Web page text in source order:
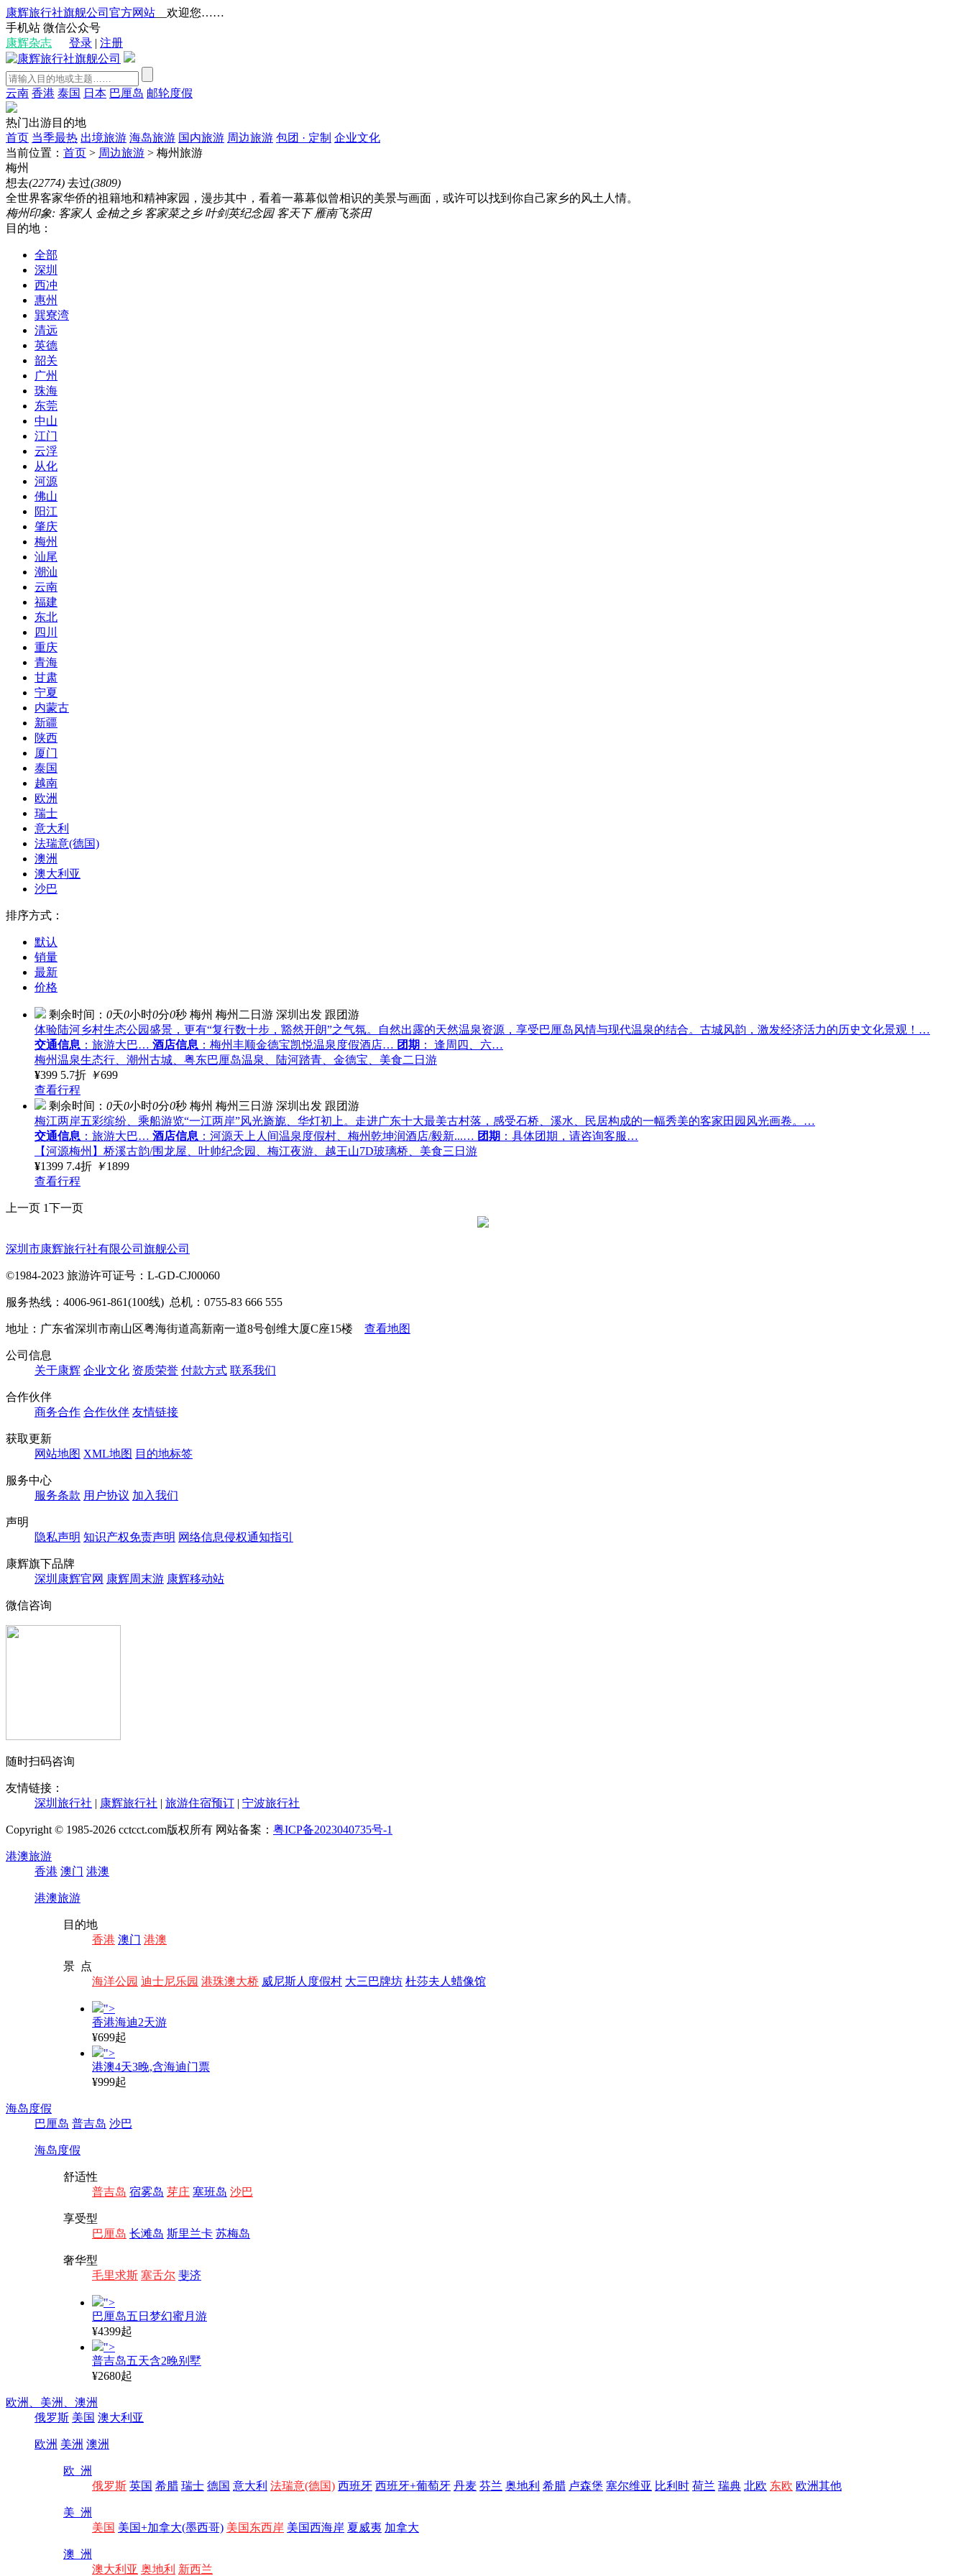
康辉旅行社旗舰公司官方网站 __欢迎您……
手机站 微信公众号
康辉杂志
登录 | 注册
云南 香港 泰国 日本 巴厘岛 邮轮度假
热门出游目的地
首页 当季最热 出境旅游 海岛旅游 国内旅游 周边旅游 包团 · 定制 企业文化
当前位置： 首页 > 周边旅游 > 梅州旅游
梅州
想去(22774) 去过(3809)
全世界客家华侨的祖籍地和精神家园，漫步其中，看着一幕幕似曾相识的美景与画面，或许可以找到你自己家乡的风土人情。
梅州印象: 客家人 金柚之乡 客家菜之乡 叶剑英纪念园 客天下 雁南飞茶田
目的地：
全部
深圳
西冲
惠州
巽寮湾
清远
英德
韶关
广州
珠海
东莞
中山
江门
云浮
从化
河源
佛山
阳江
肇庆
梅州
汕尾
潮汕
云南
福建
东北
四川
重庆
青海
甘肃
宁夏
内蒙古
新疆
陕西
厦门
泰国
越南
欧洲
瑞士
意大利
法瑞意(德国)
澳洲
澳大利亚
沙巴
排序方式：
默认
销量
最新
价格
剩余时间： 0天0小时0分0秒 梅州 梅州二日游 深圳出发 跟团游
体验陆河乡村生态公园盛景，更有“复行数十步，豁然开朗”之气氛。自然出露的天然温泉资源，享受巴厘岛风情与现代温泉的结合。古城风韵，激发经济活力的历史文化景观！…
交通信息 ：旅游大巴… 酒店信息 ：梅州丰顺金德宝凯悦温泉度假酒店… 团期 ： 逢周四、六…
梅州温泉生态行、潮州古城、粤东巴厘岛温泉、陆河踏青、金德宝、美食二日游
¥399 5.7折 ￥699
查看行程
剩余时间： 0天0小时0分0秒 梅州 梅州三日游 深圳出发 跟团游
梅江两岸五彩缤纷、乘船游览“一江两岸”风光旖旎、华灯初上。走进广东十大最美古村落，感受石桥、溪水、民居构成的一幅秀美的客家田园风光画卷。…
交通信息 ：旅游大巴… 酒店信息 ：河源天上人间温泉度假村、梅州乾坤润酒店/毅新...… 团期 ：具体团期，请咨询客服…
【河源梅州】桥溪古韵/围龙屋、叶帅纪念园、梅江夜游、越王山7D玻璃桥、美食三日游
¥1399 7.4折 ￥1899
查看行程
上一页 1下一页
深圳市康辉旅行社有限公司旗舰公司
©1984-2023 旅游许可证号：L-GD-CJ00060
服务热线：4006-961-861(100线) 总机：0755-83 666 555
地址：广东省深圳市南山区粤海街道高新南一道8号创维大厦C座15楼 查看地图
公司信息
关于康辉 企业文化 资质荣誉 付款方式 联系我们
合作伙伴
商务合作 合作伙伴 友情链接
获取更新
网站地图 XML地图 目的地标签
服务中心
服务条款 用户协议 加入我们
声明
隐私声明 知识产权免责声明 网络信息侵权通知指引
康辉旗下品牌
深圳康辉官网 康辉周末游 康辉移动站
微信咨询
随时扫码咨询
友情链接：
深圳旅行社 | 康辉旅行社 | 旅游住宿预订 | 宁波旅行社
Copyright © 1985-2026 cctcct.com版权所有 网站备案： 粤ICP备2023040735号-1
港澳旅游
香港 澳门 港澳
港澳旅游
目的地
香港 澳门 港澳
景 点
海洋公园 迪士尼乐园 港珠澳大桥 威尼斯人度假村 大三巴牌坊 杜莎夫人蜡像馆
">
香港海迪2天游
¥699起
">
港澳4天3晚,含海迪门票
¥999起
海岛度假
巴厘岛 普吉岛 沙巴
海岛度假
舒适性
普吉岛 宿雾岛 芽庄 塞班岛 沙巴
享受型
巴厘岛 长滩岛 斯里兰卡 苏梅岛
奢华型
毛里求斯 塞舌尔 斐济
">
巴厘岛五日梦幻蜜月游
¥4399起
">
普吉岛五天含2晚别墅
¥2680起
欧洲、 美洲、 澳洲
俄罗斯 美国 澳大利亚
欧洲 美洲 澳洲
欧 洲
俄罗斯 英国 希腊 瑞士 德国 意大利 法瑞意(德国) 西班牙 西班牙+葡萄牙 丹麦 芬兰 奥地利 希腊 卢森堡 塞尔维亚 比利时 荷兰 瑞典 北欧 东欧 欧洲其他
美 洲
美国 美国+加拿大(墨西哥) 美国东西岸 美国西海岸 夏威夷 加拿大
澳 洲
澳大利亚 奥地利 新西兰